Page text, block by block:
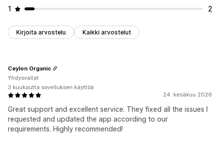
1
2
Kirjoita arvostelu Kaikki arvostelut
24. kesäkuu 2026
Great support and excellent service. They fixed all the issues I
requested and updated the app according to our
requirements. Highly recommended!
Ceylon Organic
Yhdysvallat
3 kuukautta sovelluksen käyttöä